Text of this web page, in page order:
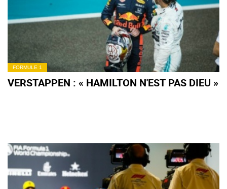
FORMULE 1
VERSTAPPEN : « HAMILTON N'EST PAS DIEU »